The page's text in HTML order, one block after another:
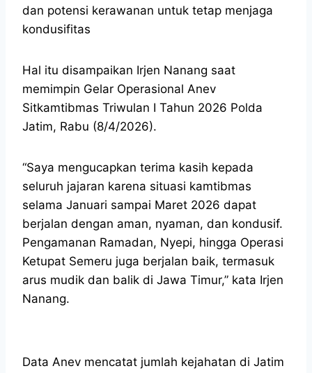
dan potensi kerawanan untuk tetap menjaga
kondusifitas
Hal itu disampaikan Irjen Nanang saat
memimpin Gelar Operasional Anev
Sitkamtibmas Triwulan I Tahun 2026 Polda
Jatim, Rabu (8/4/2026).
“Saya mengucapkan terima kasih kepada
seluruh jajaran karena situasi kamtibmas
selama Januari sampai Maret 2026 dapat
berjalan dengan aman, nyaman, dan kondusif.
Pengamanan Ramadan, Nyepi, hingga Operasi
Ketupat Semeru juga berjalan baik, termasuk
arus mudik dan balik di Jawa Timur,” kata Irjen
Nanang.
Data Anev mencatat jumlah kejahatan di Jatim